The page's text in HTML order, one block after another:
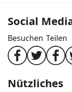
Social
Besuchen Teilen
Nützliches